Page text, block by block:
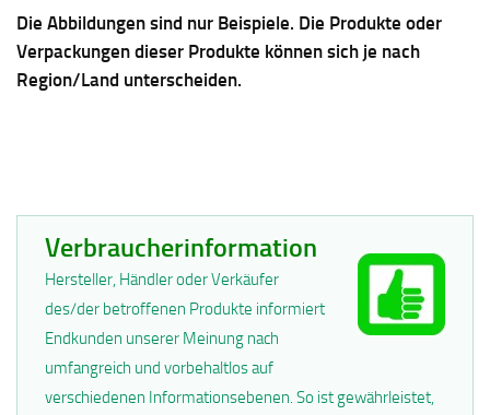
Die Abbildungen sind nur Beispiele. Die Produkte oder
Verpackungen dieser Produkte können sich je nach
Region/Land unterscheiden.
Verbraucherinformation
Hersteller, Händler oder Verkäufer
des/der betroffenen Produkte informiert
Endkunden unserer Meinung nach
umfangreich und vorbehaltlos auf
verschiedenen Informationsebenen. So ist gewährleistet,